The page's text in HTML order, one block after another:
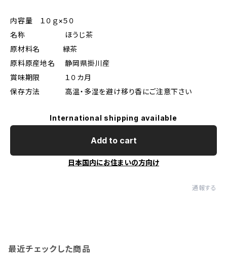
内容量 １０ｇ×５０
名称 ほうじ茶
原材料名 緑茶
原料原産地名 静岡県掛川産
賞味期限 １０カ月
保存方法 高温・多湿を避け移り香にご注意下さい
International shipping available
Add to cart
日本国内にお住まいの方向け
通報する
最近チェックした商品